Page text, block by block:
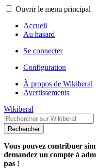
Ouvrir le menu principal
Accueil
Au hasard
Se connecter
Configuration
À propos de Wikiberal
Avertissements
Wikiberal
Rechercher
Vous pouvez contribuer
demandez un compte à
pas !